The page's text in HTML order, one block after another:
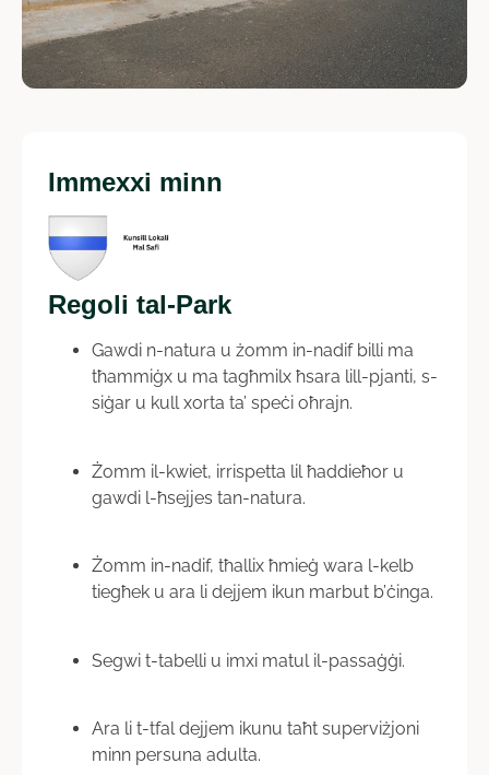
Immexxi minn
Regoli tal-Park
Gawdi n-natura u żomm in-nadif billi ma
tħammiġx u ma tagħmilx ħsara lill-pjanti, s-
siġar u kull xorta ta’ speċi oħrajn.
Żomm il-kwiet, irrispetta lil ħaddieħor u
gawdi l-ħsejjes tan-natura.
Żomm in-nadif, tħallix ħmieġ wara l-kelb
tiegħek u ara li dejjem ikun marbut b’ċinga.
Segwi t-tabelli u imxi matul il-passaġġi.
Ara li t-tfal dejjem ikunu taħt superviżjoni
minn persuna adulta.